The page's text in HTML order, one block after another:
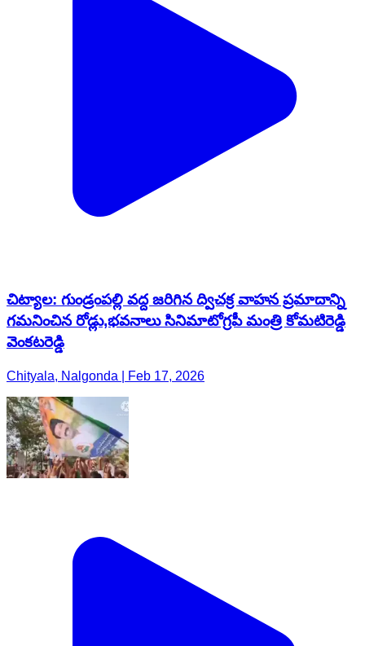
చిట్యాల: గుండ్రంపల్లి వద్ద జరిగిన ద్విచక్ర వాహన ప్రమాదాన్ని
గమనించిన రోడ్లు,భవనాలు సినిమాటోగ్రపీ మంత్రి కోమటిరెడ్డి
వెంకటరెడ్డి
Chityala, Nalgonda | Feb 17, 2026